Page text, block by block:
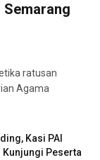
Semarang
ratusan
Agama
Kasi PAI
Kunjungi Peserta